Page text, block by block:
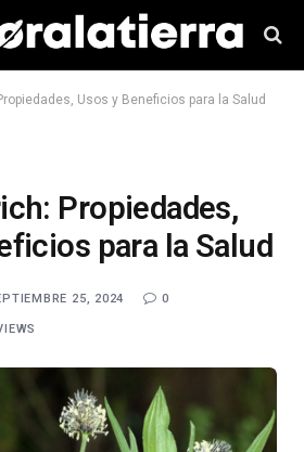
Usos y Beneficios para la Salud
Propiedades,
para la Salud
25, 2024 0